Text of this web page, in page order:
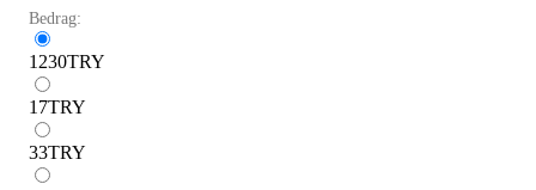
Bedrag:
1230TRY
17TRY
33TRY